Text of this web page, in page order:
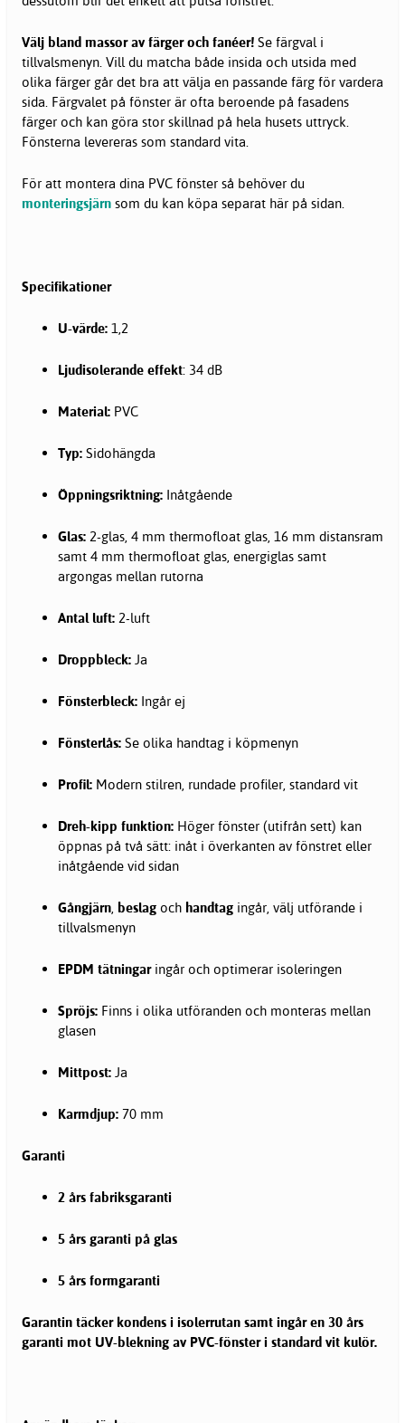
Välj bland massor av färger och fanéer! Se färgval i
tillvalsmenyn. Vill du matcha både insida och utsida med
olika färger går det bra att välja en passande färg för vardera
sida. Färgvalet på fönster är ofta beroende på fasadens
färger och kan göra stor skillnad på hela husets uttryck.
Fönsterna levereras som standard vita.
För att montera dina PVC fönster så behöver du
monteringsjärn som du kan köpa separat här på sidan.
Specifikationer
U-värde: 1,2
Ljudisolerande effekt: 34 dB
Material: PVC
Typ: Sidohängda
Öppningsriktning: Inåtgående
Glas: 2-glas, 4 mm thermofloat glas, 16 mm distansram
samt 4 mm thermofloat glas, energiglas samt
argongas mellan rutorna
Antal luft: 2-luft
Droppbleck: Ja
Fönsterbleck: Ingår ej
Fönsterlås: Se olika handtag i köpmenyn
Profil: Modern stilren, rundade profiler, standard vit
Dreh-kipp funktion: Höger fönster (utifrån sett) kan
öppnas på två sätt: inåt i överkanten av fönstret eller
inåtgående vid sidan
Gångjärn, beslag och handtag ingår, välj utförande i
tillvalsmenyn
EPDM tätningaringår och optimerar isoleringen
Spröjs: Finns i olika utföranden och monteras mellan
glasen
Mittpost: Ja
Karmdjup: 70 mm
Garanti
2 års fabriksgaranti
5 års garanti på glas
5 års formgaranti
Garantin täcker kondens i isolerrutan samt ingår en 30 års
garanti mot UV-blekning av PVC-fönster i standard vit kulör.